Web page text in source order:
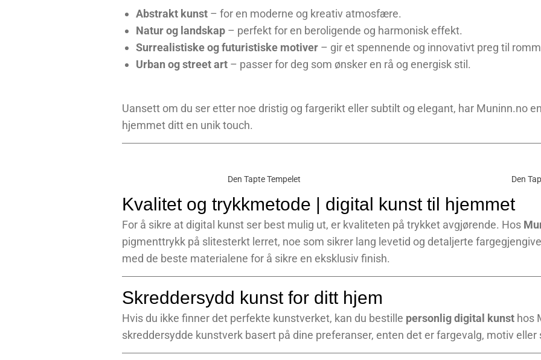
Abstrakt kunst – for en moderne og kreativ atmosfære.
Natur og landskap – perfekt for en beroligende og harmonisk effekt.
Surrealistiske og futuristiske motiver – gir et spennende og innovativt preg til
Urban og street art – passer for deg som ønsker en rå og energisk stil.
Uansett om du ser etter noe dristig og fargerikt eller subtilt og elegant, har Muninn.no
hjemmet ditt en unik touch.
Den Tapte Tempelet Den
Kvalitet og trykkmetode | digital kunst til hjemmet
For å sikre at digital kunst ser best mulig ut, er kvaliteten på trykket avgjørende. Hos
pigmenttrykk på slitesterkt lerret, noe som sikrer lang levetid og detaljerte
med de beste materialene for å sikre en eksklusiv finish.
Skreddersydd kunst for ditt hjem
Hvis du ikke finner det perfekte kunstverket, kan du bestille personlig digital kunst hos
skreddersydde kunstverk basert på dine preferanser, enten det er fargevalg, motiv eller